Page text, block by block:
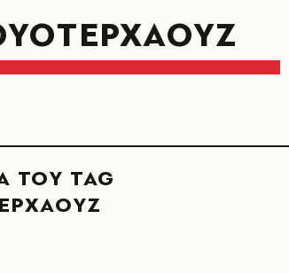
ΤΟΥ TAG